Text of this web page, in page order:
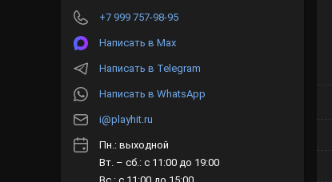
+7 999 757-98-95
Написать в Max
Написать в Telegram
Написать в WhatsApp
i@playhit.ru
Пн.: выходной
Вт. – сб.: с 11:00 до 19:00